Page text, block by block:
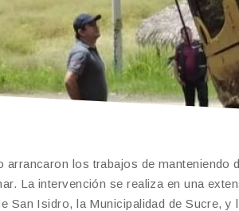
arrancaron los trabajos de manteniendo
La intervención se realiza en una
San Isidro, la Municipalidad de Sucre,